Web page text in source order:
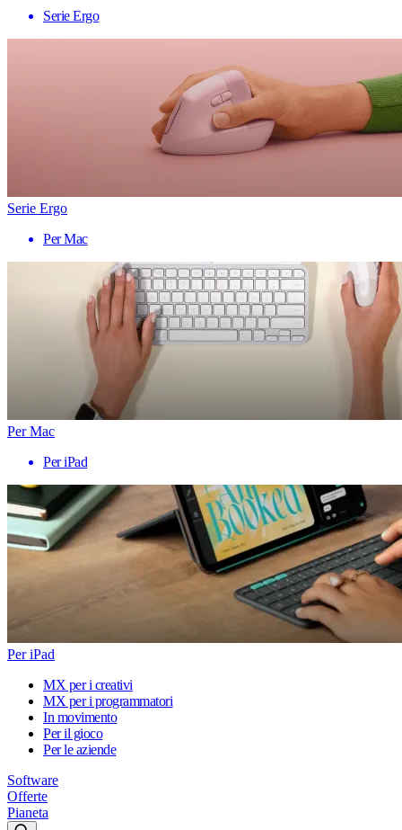
Serie Ergo
Serie Ergo
Per Mac
Per Mac
Per iPad
Per iPad
MX per i creativi
MX per i programmatori
In movimento
Per il gioco
Per le aziende
Software
Offerte
Pianeta